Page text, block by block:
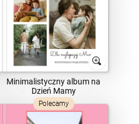
Minimalistyczny album na
Dzień Mamy
Polecamy